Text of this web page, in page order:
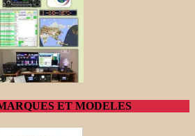
ET MODELES